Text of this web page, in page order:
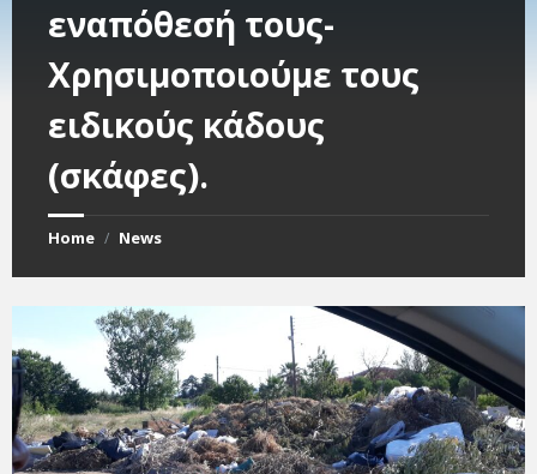
εναπόθεσή τους-
Χρησιμοποιούμε τους
ειδικούς κάδους
(σκάφες).
Home / News